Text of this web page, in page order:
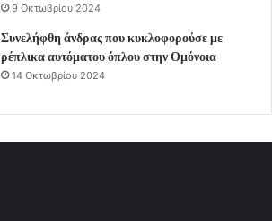
9 Οκτωβρίου 2024
Συνελήφθη άνδρας που κυκλοφορούσε με
ρέπλικα αυτόματου όπλου στην Ομόνοια
14 Οκτωβρίου 2024